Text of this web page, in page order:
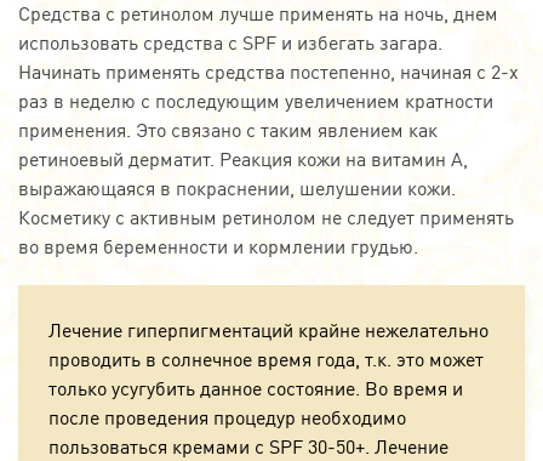
Средства с ретинолом лучше применять на ночь, днем
использовать средства с SPF и избегать загара.
Начинать применять средства постепенно, начиная с 2-х
раз в неделю с последующим увеличением кратности
применения. Это связано с таким явлением как
ретиноевый дерматит. Реакция кожи на витамин А,
выражающаяся в покраснении, шелушении кожи.
Косметику с активным ретинолом не следует применять
во время беременности и кормлении грудью.
Лечение гиперпигментаций крайне нежелательно
проводить в солнечное время года, т.к. это может
только усугубить данное состояние. Во время и
после проведения процедур необходимо
пользоваться кремами с SPF 30-50+. Лечение